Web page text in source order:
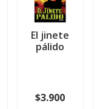
El jinete
pálido
$3.900